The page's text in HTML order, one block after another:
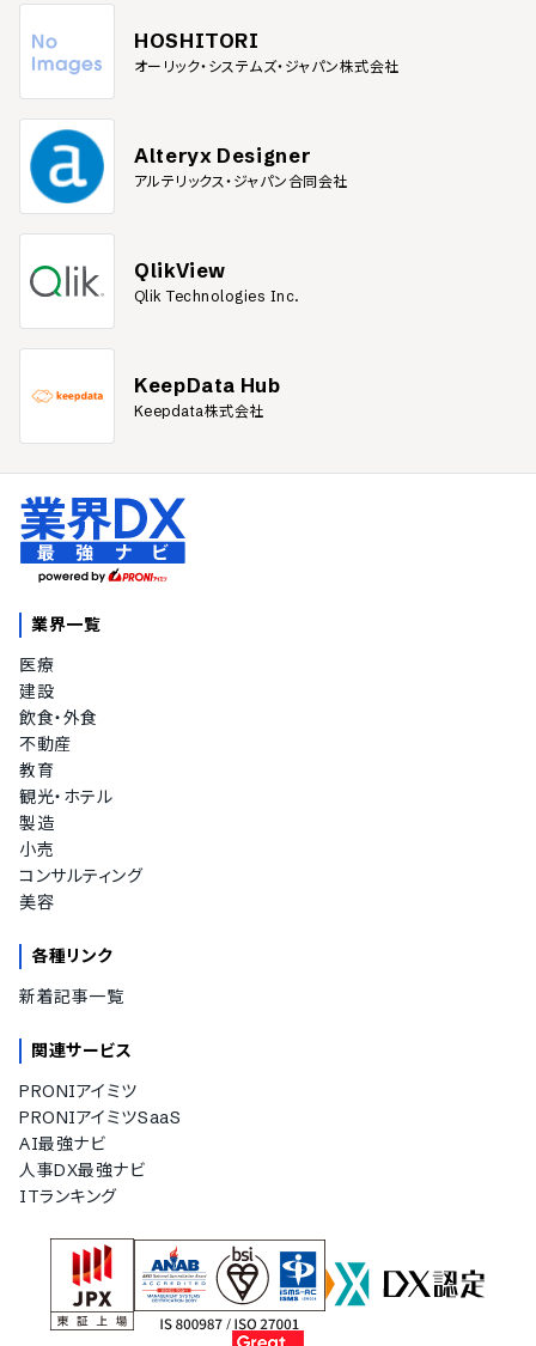
HOSHITORI
オーリック・システムズ・ジャパン株式会社
Alteryx Designer
アルテリックス・ジャパン合同会社
QlikView
Qlik Technologies Inc.
KeepData Hub
Keepdata株式会社
業界一覧
医療
建設
飲食・外食
不動産
教育
観光・ホテル
製造
小売
コンサルティング
美容
各種リンク
新着記事一覧
関連サービス
PRONIアイミツ
PRONIアイミツSaaS
AI最強ナビ
人事DX最強ナビ
ITランキング